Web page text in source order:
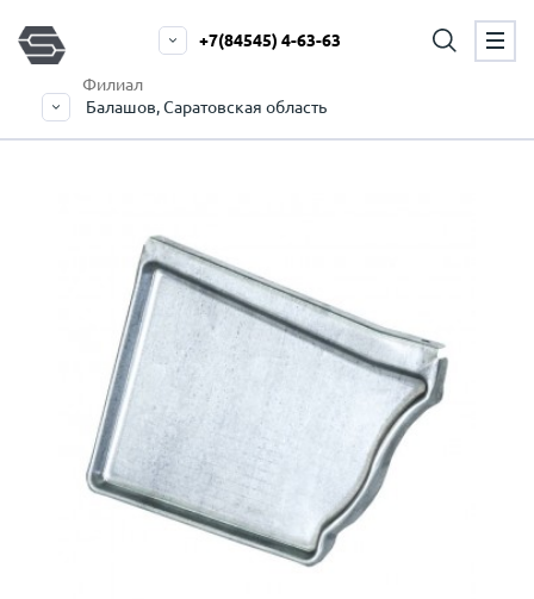
Филиал
Балашов, Саратовская область
+7(84545) 4-63-63